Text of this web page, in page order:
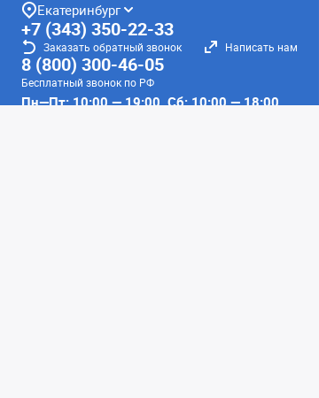
Екатеринбург
+7 (343) 350-22-33
Заказать обратный звонок Написать нам
8 (800) 300-46-05
Бесплатный звонок по РФ
Пн—Пт: 10:00 — 19:00. Сб: 10:00 — 18:00